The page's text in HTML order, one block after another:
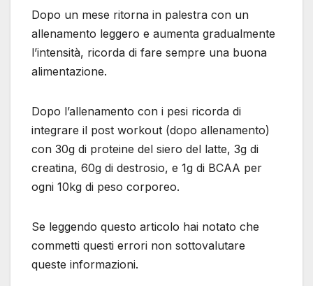
Dopo un mese ritorna in palestra con un
allenamento leggero e aumenta gradualmente
l’intensità, ricorda di fare sempre una buona
alimentazione.
Dopo l’allenamento con i pesi ricorda di
integrare il post workout (dopo allenamento)
con 30g di proteine del siero del latte, 3g di
creatina, 60g di destrosio, e 1g di BCAA per
ogni 10kg di peso corporeo.
Se leggendo questo articolo hai notato che
commetti questi errori non sottovalutare
queste informazioni.